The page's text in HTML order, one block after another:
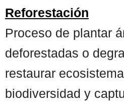
Reforestación
Proceso de plantar
deforestadas o
restaurar
biodiversidad y